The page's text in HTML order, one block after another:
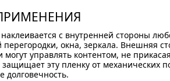
с внутренней стороны
окна, зеркала. Внешняя
управлять контентом, не
защищает эту пленку от механических
долговечность.